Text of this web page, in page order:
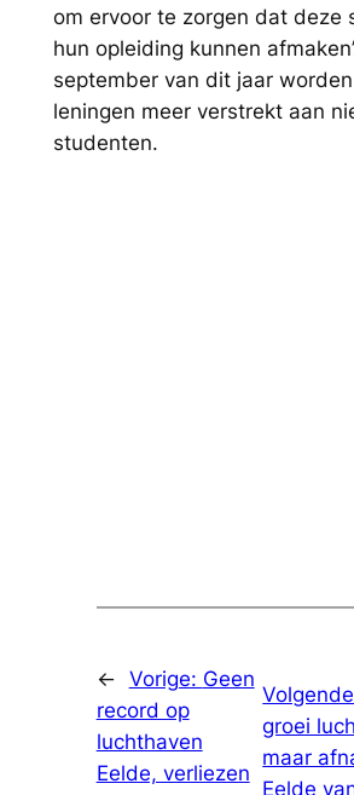
om ervoor te zorgen dat deze
hun opleiding kunnen
september van dit jaar
leningen meer verstrekt aan
studenten.
← Vorige: Geen
record op
luchthaven
Eelde, verliezen
groei
maar
Eelde